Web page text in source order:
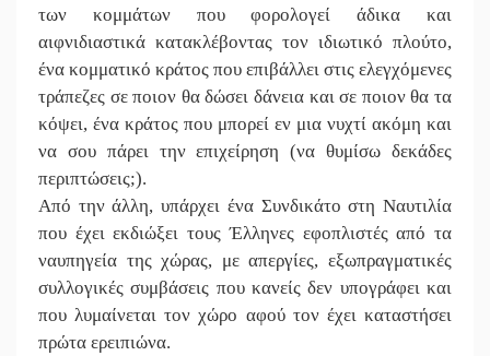
των κομμάτων που φορολογεί άδικα και
αιφνιδιαστικά κατακλέβοντας τον ιδιωτικό πλούτο,
ένα κομματικό κράτος που επιβάλλει στις ελεγχόμενες
τράπεζες σε ποιον θα δώσει δάνεια και σε ποιον θα τα
κόψει, ένα κράτος που μπορεί εν μια νυχτί ακόμη και
να σου πάρει την επιχείρηση (να θυμίσω δεκάδες
περιπτώσεις;).
Από την άλλη, υπάρχει ένα Συνδικάτο στη Ναυτιλία
που έχει εκδιώξει τους Έλληνες εφοπλιστές από τα
ναυπηγεία της χώρας, με απεργίες, εξωπραγματικές
συλλογικές συμβάσεις που κανείς δεν υπογράφει και
που λυμαίνεται τον χώρο αφού τον έχει καταστήσει
πρώτα ερειπιώνα.